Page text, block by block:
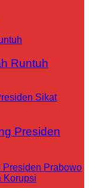
Runtuh
Presiden